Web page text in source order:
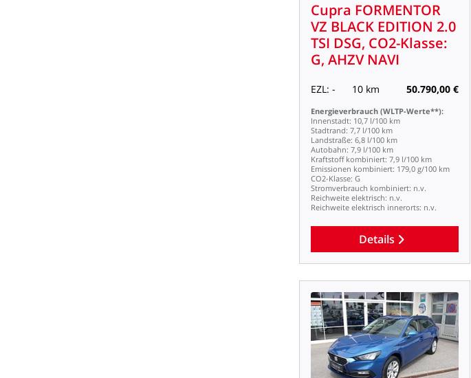
Cupra FORMENTOR
VZ BLACK EDITION 2.0
TSI DSG, CO2-Klasse:
G, AHZV NAVI
EZL: - 10 km 50.790,00 €
Energieverbrauch (WLTP-Werte**):
Innenstadt: 10,7 l/100 km
Stadtrand: 7,7 l/100 km
Landstraße: 6,8 l/100 km
Autobahn: 7,9 l/100 km
Kraftstoff kombiniert: 7,9 l/100 km
Emissionen kombiniert: 179,0 g/100 km
CO2-Klasse: G
Stromverbrauch kombiniert: n.v.
Reichweite elektrisch: n.v.
Reichweite elektrisch innerorts: n.v.
Details